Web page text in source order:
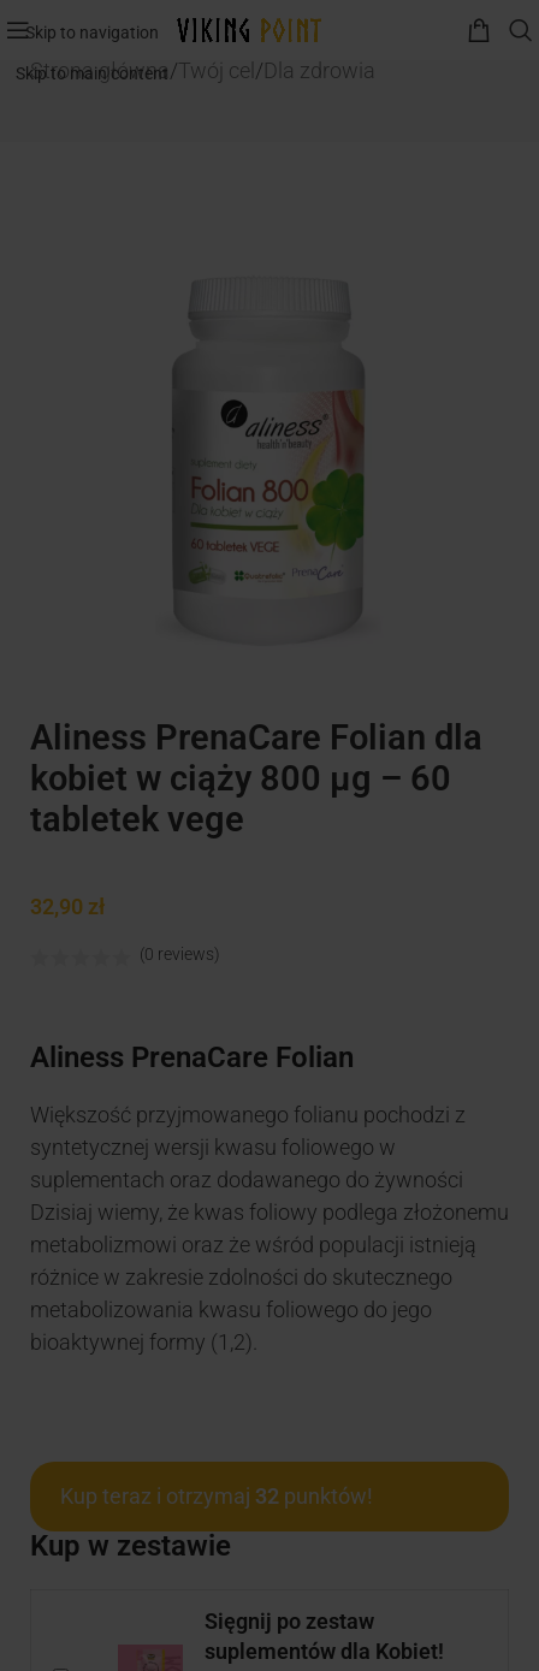
Skip to navigation
Skip to main content
Strona główna/Twój cel /Dla zdrowia
Aliness PrenaCare Folian dla
kobiet w ciąży 800 µg – 60
tabletek vege
32,90 zł
(0 reviews)
Aliness PrenaCare Folian
Większość przyjmowanego folianu pochodzi z
syntetycznej wersji kwasu foliowego w
suplementach oraz dodawanego do żywności
Dzisiaj wiemy, że kwas foliowy podlega złożonemu
metabolizmowi oraz że wśród populacji istnieją
różnice w zakresie zdolności do skutecznego
metabolizowania kwasu foliowego do jego
bioaktywnej formy (1,2).
Kup teraz i otrzymaj 32 punktów!
Kup w zestawie
Sięgnij po zestaw
suplementów dla Kobiet!